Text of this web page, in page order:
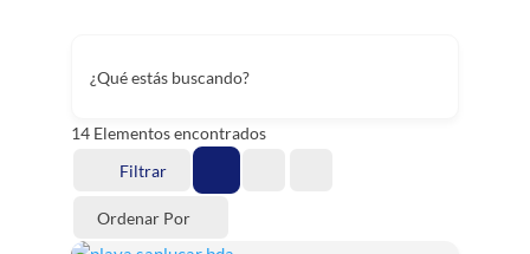
¿Qué estás buscando?
14Elementos encontrados
Filtrar
Ordenar Por